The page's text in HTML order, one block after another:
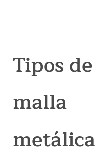
Tipos de
malla
metálica